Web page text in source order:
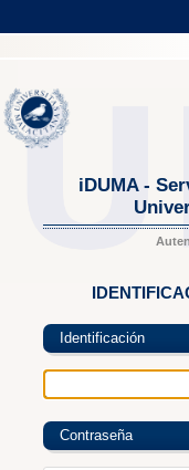
iDUMA -
Identificación
Contraseña